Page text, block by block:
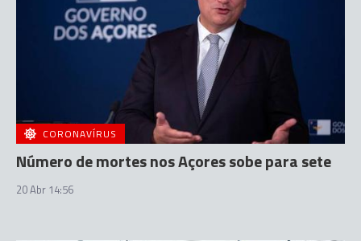
CORONAVÍRUS
Número de mortes nos Açores sobe para sete
20 Abr 14:56